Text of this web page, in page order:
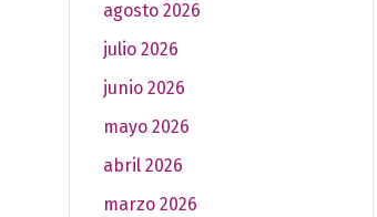
agosto 2026
julio 2026
junio 2026
mayo 2026
abril 2026
marzo 2026